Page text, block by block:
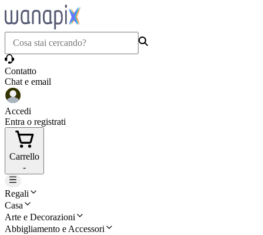
Contatto
Chat e email
Accedi
Entra o registrati
Carrello
-
Regali
Casa
Arte e Decorazioni
Abbigliamento e Accessori